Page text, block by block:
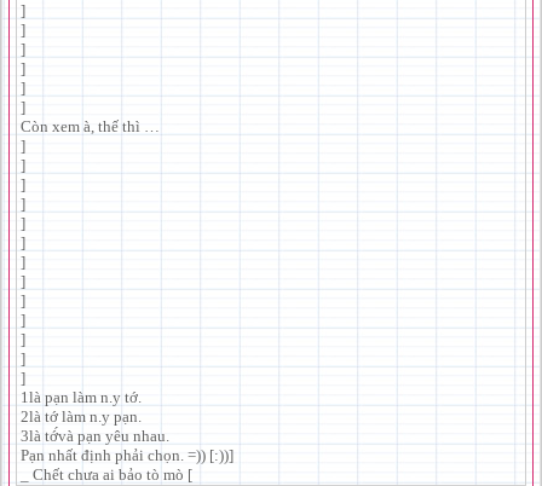
]
]
]
]
]
]
Còn xem à, thế thì …
]
]
]
]
]
]
]
]
]
]
]
]
]
1là pạn làm n.y tớ.
2là tớ làm n.y pạn.
3là tớ́và pạn yêu nhau.
Pạn nhất định phải chọn. =)) [:))]
_ Chết chưa ai bảo tò mò [